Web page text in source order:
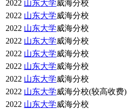
2022 山东大学威海分校
2022 山东大学威海分校
2022 山东大学威海分校
2022 山东大学威海分校
2022 山东大学威海分校
2022 山东大学威海分校
2022 山东大学威海分校
2022 山东大学威海分校(较高收费)
2022 山东大学威海分校